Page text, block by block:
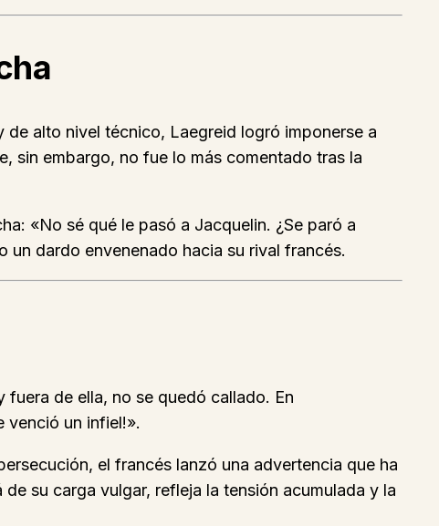
de alto nivel técnico, Laegreid logró imponerse a
sin embargo, no fue lo más comentado tras la
«No sé qué le pasó a Jacquelin. ¿Se paró a
dardo envenenado hacia su rival francés.
de ella, no se quedó callado. En
venció un infiel!».
el francés lanzó una advertencia que ha
su carga vulgar, refleja la tensión acumulada y la